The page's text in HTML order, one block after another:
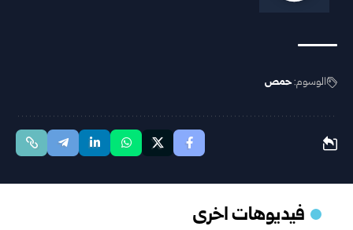
الوسوم:حمص
فيديوهات اخرى